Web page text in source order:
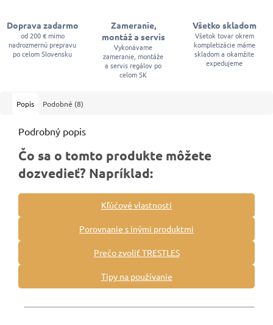
Doprava zadarmo
od 200 € mimo
nadrozmernú prepravu
po celom Slovensku
Zameranie,
montáž a servis
Vykonávame
zameranie, montáže
a servis regálov po
celom SK
Všetko skladom
Všetok tovar okrem
kompletizácie máme
skladom a okamžite
expedujeme
Popis Podobné (8)
Podrobný popis
Čo sa o tomto produkte môžete
dozvedieť? Napríklad:
Kľúčové vlastnosti
Porovnanie s inými produktmi
Prečo zvoliť TRESTLES
Tipy na používanie